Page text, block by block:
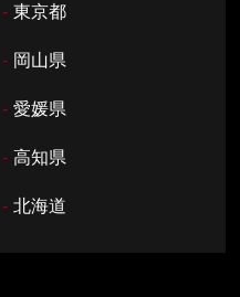
- 東京都
- 岡山県
- 愛媛県
- 高知県
- 北海道